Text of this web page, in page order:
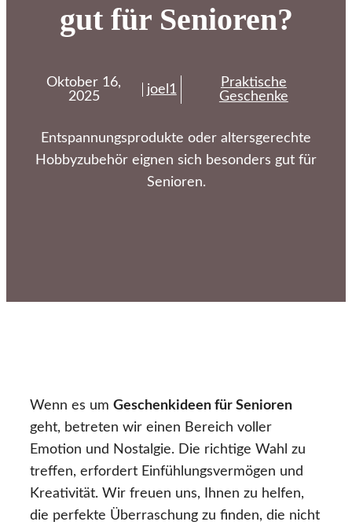
gut für Senioren?
Oktober 16,
2025
joel1
Praktische
Geschenke
Entspannungsprodukte oder altersgerechte
Hobbyzubehör eignen sich besonders gut für
Senioren.
Wenn es um Geschenkideen für Senioren
geht, betreten wir einen Bereich voller
Emotion und Nostalgie. Die richtige Wahl zu
treffen, erfordert Einfühlungsvermögen und
Kreativität. Wir freuen uns, Ihnen zu helfen,
die perfekte Überraschung zu finden, die nicht